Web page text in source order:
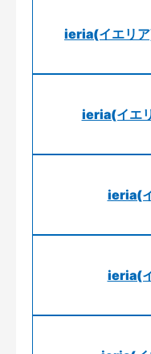
ieria(イエリア
ieria(イエ
ieria(
ieria(